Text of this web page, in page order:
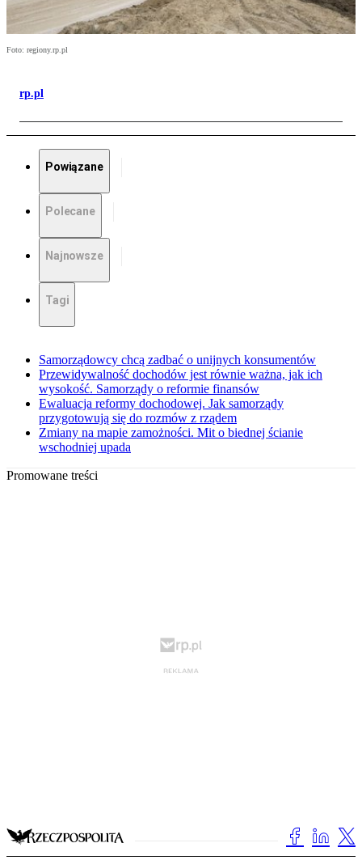
Foto: regiony.rp.pl
rp.pl
Powiązane
Polecane
Najnowsze
Tagi
Samorządowcy chcą zadbać o unijnych konsumentów
Przewidywalność dochodów jest równie ważna, jak ich
wysokość. Samorządy o reformie finansów
Ewaluacja reformy dochodowej. Jak samorządy
przygotowują się do rozmów z rządem
Zmiany na mapie zamożności. Mit o biednej ścianie
wschodniej upada
Promowane treści